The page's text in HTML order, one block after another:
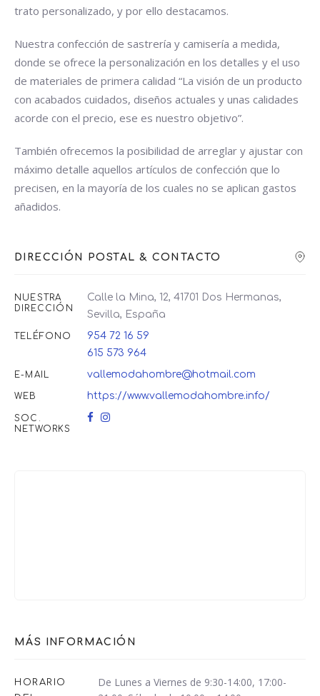
trato personalizado, y por ello destacamos.
Nuestra confección de sastrería y camisería a medida,
donde se ofrece la personalización en los detalles y el uso
de materiales de primera calidad “La visión de un producto
con acabados cuidados, diseños actuales y unas calidades
acorde con el precio, ese es nuestro objetivo”.
También ofrecemos la posibilidad de arreglar y ajustar con
máximo detalle aquellos artículos de confección que lo
precisen, en la mayoría de los cuales no se aplican gastos
añadidos.
DIRECCIÓN POSTAL & CONTACTO
NUESTRA
DIRECCIÓN
Calle la Mina, 12, 41701 Dos Hermanas,
Sevilla, España
TELÉFONO
954 72 16 59
615 573 964
E-MAIL vallemodahombre@hotmail.com
WEB https://www.vallemodahombre.info/
SOC.
NETWORKS
MÁS INFORMACIÓN
HORARIO
De Lunes a Viernes de 9:30-14:00, 17:00-